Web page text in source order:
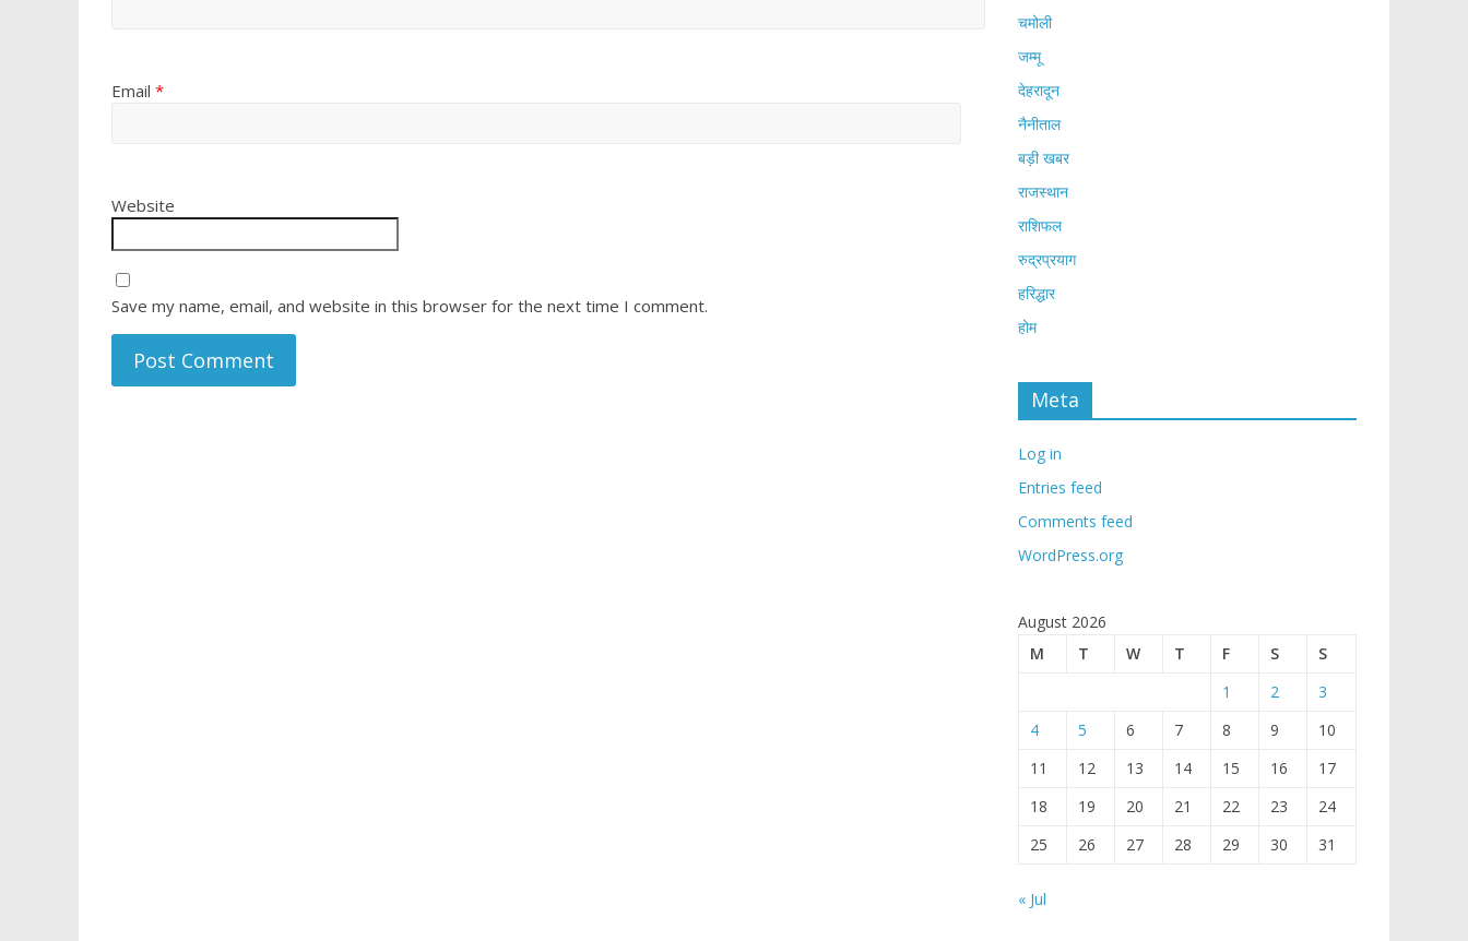
Email *
Website
Save my name, email, and website in this browser for the next time I comment.
चमोली
जम्मू
देहरादून
नैनीताल
बड़ी खबर
राजस्थान
राशिफल
रुद्रप्रयाग
हरिद्धार
होम
Meta
Log in
Entries feed
Comments feed
WordPress.org
August 2026
M
T W T F S
S
1
2
3
4
5 6 7 8 9
10
11
12 13 14 15 16
17
18
19 20 21 22 23
24
25
26 27 28 29 30 31
« Jul